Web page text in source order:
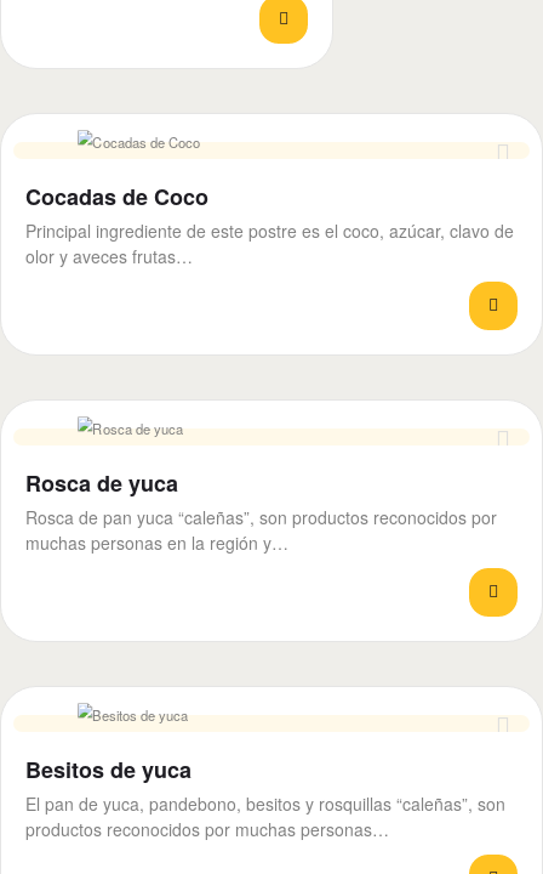
Cocadas de Coco
Principal ingrediente de este postre es el coco, azúcar, clavo de
olor y aveces frutas…
Rosca de yuca
Rosca de pan yuca “caleñas”, son productos reconocidos por
muchas personas en la región y…
Besitos de yuca
El pan de yuca, pandebono, besitos y rosquillas “caleñas”, son
productos reconocidos por muchas personas…